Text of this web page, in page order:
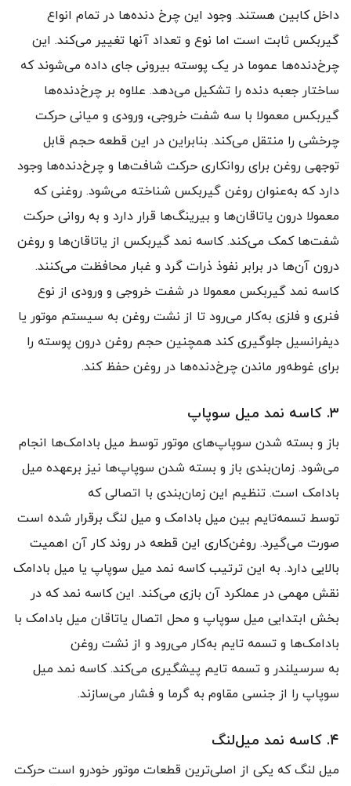
داخل کابین هستند. وجود این چرخ دنده‌ها در تمام انواع
گیربکس ثابت است اما نوع و تعداد آنها تغییر می‌کند. این
چرخ‌دنده‌ها عموما در یک پوسته بیرونی جای داده می‌شوند که
ساختار جعبه دنده را تشکیل می‌دهد. علاوه بر چرخ‌دنده‌ها
گیربکس معمولا با سه شفت خروجی، ورودی و میانی حرکت
چرخشی را منتقل می‌کند. بنابراین در این قطعه حجم قابل
توجهی روغن برای روانکاری حرکت شافت‌ها و چرخ‌دنده‌ها وجود
دارد که به‌عنوان روغن گیربکس شناخته می‌شود. روغنی که
معمولا درون یاتاقان‌ها و بیرینگ‌ها قرار دارد و به روانی حرکت
شفت‌ها کمک می‌کند. کاسه نمد گیربکس از یاتاقان‌ها و روغن
درون آن‌ها در برابر نفوذ ذرات گرد و غبار محافظت می‌کنند.
کاسه نمد گیربکس معمولا در شفت خروجی و ورودی از نوع
فنری و فلزی به‌کار می‌رود تا از نشت روغن به سیستم موتور یا
دیفرانسیل جلوگیری کند همچنین حجم روغن درون پوسته را
برای غوطه‌ور ماندن چرخ‌دنده‌ها در روغن حفظ کند.
۳. کاسه نمد میل سوپاپ
باز و بسته شدن سوپاپ‌های موتور توسط میل بادامک‌ها انجام
می‌شود. زمان‌بندی باز و بسته شدن سوپاپ‌ها نیز برعهده‌ میل
بادامک است. تنظیم این زمان‌بندی با اتصالی که
توسط تسمه‌تایم بین میل بادامک و میل لنگ برقرار شده است
صورت می‌گیرد. روغن‌کاری این قطعه در روند کار آن اهمیت
بالایی دارد. به این ترتیب کاسه نمد میل سوپاپ یا میل بادامک
نقش مهمی در عملکرد آن بازی می‌کند. این کاسه نمد که در
بخش ابتدایی میل سوپاپ و محل اتصال یاتاقان میل بادامک با
بادامک‌ها و تسمه تایم به‌کار می‌رود و از نشت روغن
به سرسیلندر و تسمه تایم پیشگیری می‌کند. کاسه نمد میل
سوپاپ را از جنسی مقاوم به گرما و فشار می‌سازند.
۴. کاسه نمد میل‌لنگ
میل لنگ که یکی از اصلی‌ترین قطعات موتور خودرو است حرکت